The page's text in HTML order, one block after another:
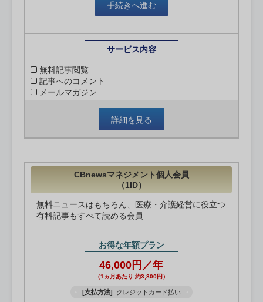
手続きへ進む
サービス内容
無料記事閲覧
記事へのコメント
メールマガジン
詳細を見る
CBnewsマネジメント個人会員
（1ID）
無料ニュースはもちろん、医療・介護経営に役立つ
有料記事もすべて読める会員
お得な年額プラン
46,000円／年
（1ヵ月あたり 約3,800円）
[支払方法] クレジットカード払い